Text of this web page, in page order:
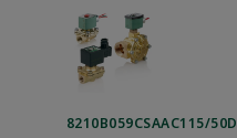
8210B059CSAAC115/50D